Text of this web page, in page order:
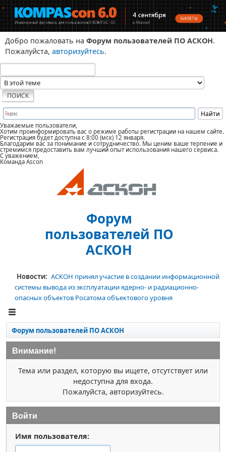
Добро пожаловать на Форум пользователей ПО АСКОН.
Пожалуйста, авторизуйтесь.
Уважаемые пользователи,
Хотим проинформировать вас о режиме работы регистрации на нашем сайте.
Регистрация будет доступна с 8:00 (мск) 12 января.
Благодарим вас за понимание и сотрудничество. Мы ценим ваше терпение и
стремимся предоставить вам лучший опыт использования нашего сервиса.
С уважением,
Команда Ascon
Форум
пользователей ПО
АСКОН
Новости: АСКОН принял участие в создании информационной
системы вывода из эксплуатации ядерно- и радиационно-
опасных объектов Росатома объектового уровня
Форум пользователей ПО АСКОН
Внимание!
Тема или раздел, которую вы ищете, отсутствует или
недоступна для входа.
Пожалуйста, авторизуйтесь.
Войти
Имя пользователя: